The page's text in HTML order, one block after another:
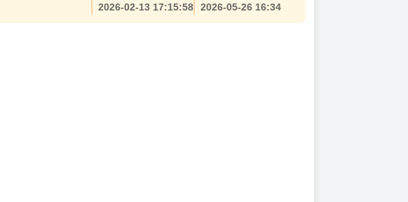
2026-02-13 17:15:58
2026-05-26 16:34